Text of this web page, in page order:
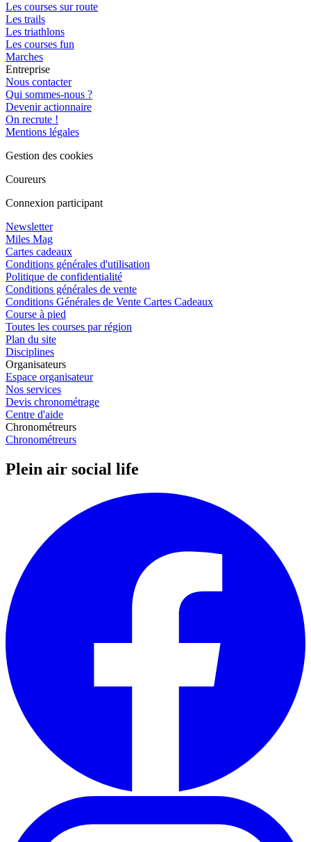
Les courses sur route
Les trails
Les triathlons
Les courses fun
Marches
Entreprise
Nous contacter
Qui sommes-nous ?
Devenir actionnaire
On recrute !
Mentions légales
Gestion des cookies
Coureurs
Connexion participant
Newsletter
Miles Mag
Cartes cadeaux
Conditions générales d'utilisation
Politique de confidentialité
Conditions générales de vente
Conditions Générales de Vente Cartes Cadeaux
Course à pied
Toutes les courses par région
Plan du site
Disciplines
Organisateurs
Espace organisateur
Nos services
Devis chronométrage
Centre d'aide
Chronométreurs
Chronométreurs
Plein air social life